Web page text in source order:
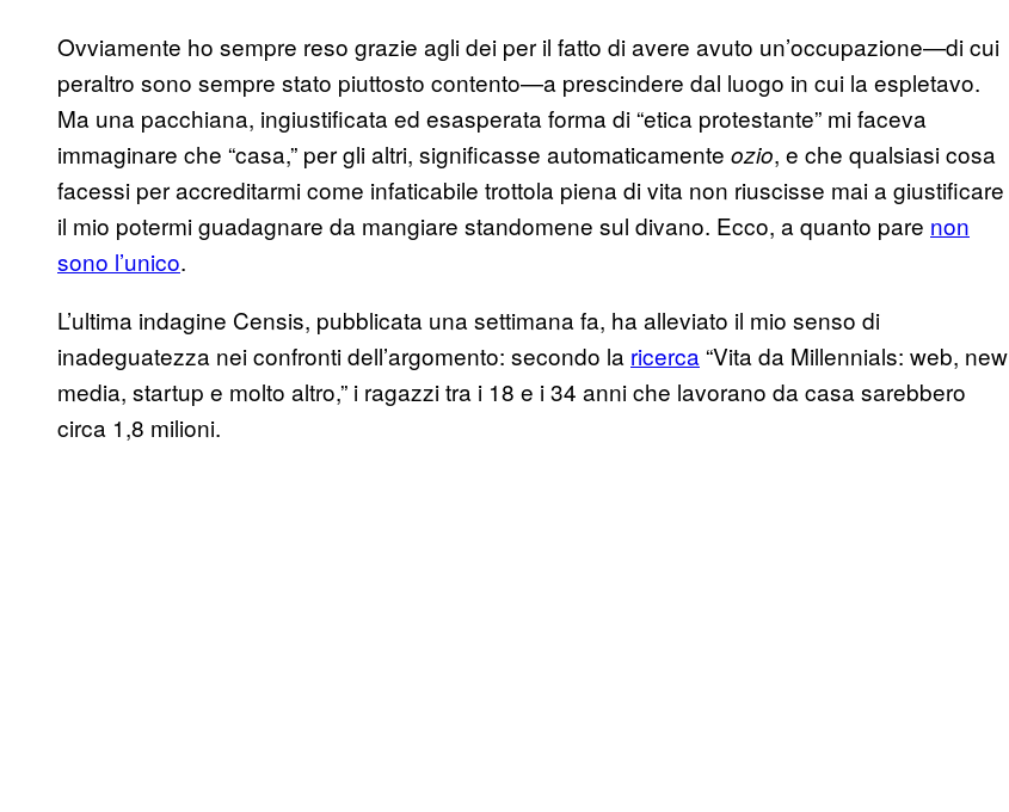
Ovviamente ho sempre reso grazie agli dei per il fatto di avere avuto un’occupazione—di cui
peraltro sono sempre stato piuttosto contento—a prescindere dal luogo in cui la espletavo.
Ma una pacchiana, ingiustificata ed esasperata forma di “etica protestante” mi faceva
immaginare che “casa,” per gli altri, significasse automaticamente ozio, e che qualsiasi cosa
facessi per accreditarmi come infaticabile trottola piena di vita non riuscisse mai a giustificare
il mio potermi guadagnare da mangiare standomene sul divano. Ecco, a quanto pare non
sono l’unico.
L’ultima indagine Censis, pubblicata una settimana fa, ha alleviato il mio senso di
inadeguatezza nei confronti dell’argomento: secondo la ricerca “Vita da Millennials: web, new
media, startup e molto altro,” i ragazzi tra i 18 e i 34 anni che lavorano da casa sarebbero
circa 1,8 milioni.